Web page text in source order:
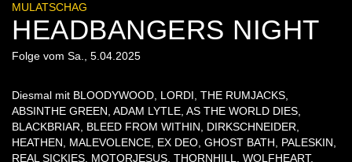
MULATSCHAG
HEADBANGERS NIGHT
Folge vom Sa., 5.04.2025
Diesmal mit BLOODYWOOD, LORDI, THE RUMJACKS,
ABSINTHE GREEN, ADAM LYTLE, AS THE WORLD DIES,
BLACKBRIAR, BLEED FROM WITHIN, DIRKSCHNEIDER,
HEATHEN, MALEVOLENCE, EX DEO, GHOST BATH, PALESKIN,
REAL SICKIES, MOTORJESUS, THORNHILL, WOLFHEART,